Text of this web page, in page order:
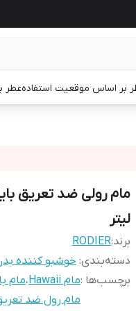
بر اساس موقعیت استفادهعطر
لیتر
برند:RODIER
دسته‌بندی: خوشبو کننده
برچسب‌ها :مام Hawaii ،مام
مام رول ضد